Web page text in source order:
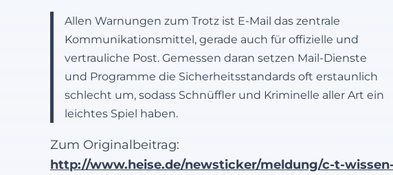
Allen Warnungen zum Trotz ist E-Mail das zentrale
Kommunikationsmittel, gerade auch für offizielle und
vertrauliche Post. Gemessen daran setzen Mail-Dienste
und Programme die Sicherheitsstandards oft erstaunlich
schlecht um, sodass Schnüffler und Kriminelle aller Art ein
leichtes Spiel haben.
Zum Originalbeitrag:
http://www.heise.de/newsticker/meldung/c-t-